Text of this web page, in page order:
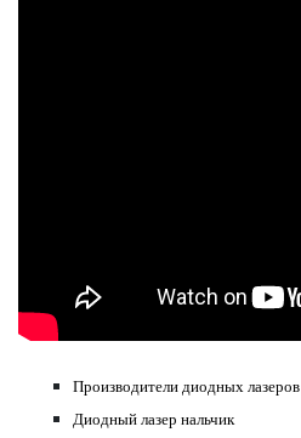
Производители диодных лазеров
Диодный лазер нальчик